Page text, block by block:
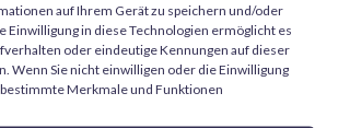
auf Ihrem Gerät zu speichern und/oder
Einwilligung in diese Technologien ermöglicht es
oder eindeutige Kennungen auf dieser
Wenn Sie nicht einwilligen oder die Einwilligung
Merkmale und Funktionen
von Milliput im Modellbau
Füllen von Fugen, Korrigieren von
kleiner Teile, Erzeugen von